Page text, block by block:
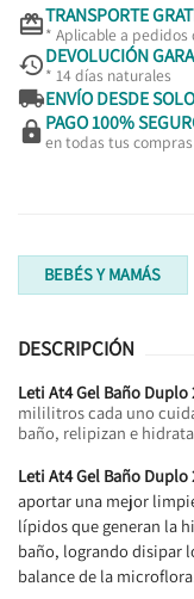
TRANSPORTE
* Aplicable a pedidos
DEVOLUCIÓN
* 14 días naturales
ENVÍO DESDE
 PAGO 100%
en todas tus compras
BEBÉS Y MAMÁS
DESCRIPCIÓN
Leti At4 Gel Baño Duplo
mililitros cada uno
baño, relipizan e
Leti At4 Gel Baño Duplo
aportar una mejor
lípidos que generan la
baño, logrando disipar
balance de la